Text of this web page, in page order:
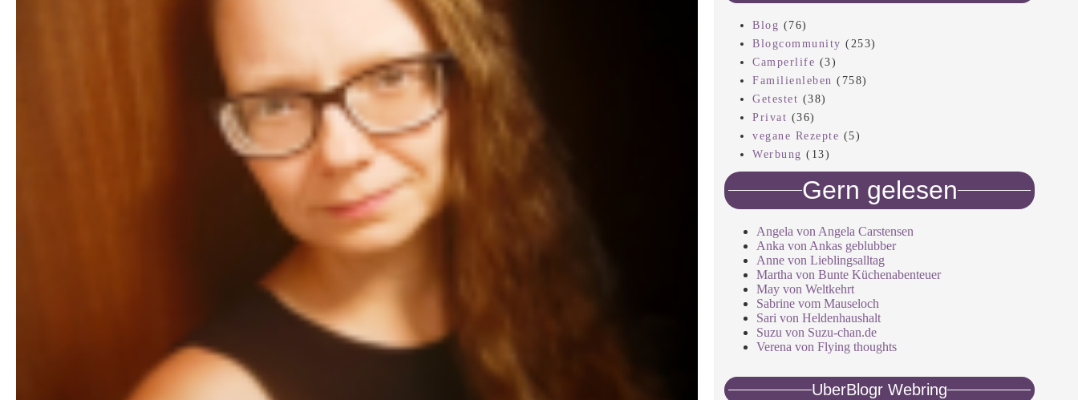
Blog (76)
Blogcommunity (253)
Camperlife (3)
Familienleben (758)
Getestet (38)
Privat (36)
vegane Rezepte (5)
Werbung (13)
Gern gelesen
Angela von Angela Carstensen
Anka von Ankas geblubber
Anne von Lieblingsalltag
Martha von Bunte Küchenabenteuer
May von Weltkehrt
Sabrine vom Mauseloch
Sari von Heldenhaushalt
Suzu von Suzu-chan.de
Verena von Flying thoughts
UberBlogr Webring